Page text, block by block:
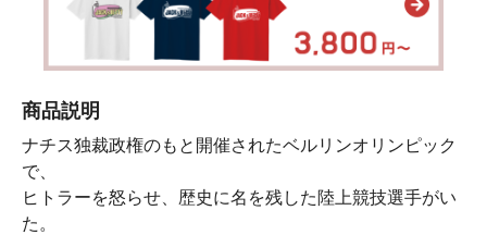
商品説明
ナチス独裁政権のもと開催されたベルリンオリンピック
で、
ヒトラーを怒らせ、歴史に名を残した陸上競技選手がい
た。